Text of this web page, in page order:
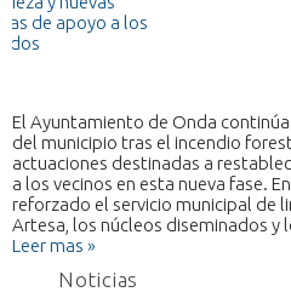
El Ayuntamiento de Onda
del municipio tras el incendio
actuaciones destinadas a
a los vecinos en esta nueva fase.
reforzado el servicio municipal de
Artesa, los núcleos diseminados
Leer mas »
Noticias